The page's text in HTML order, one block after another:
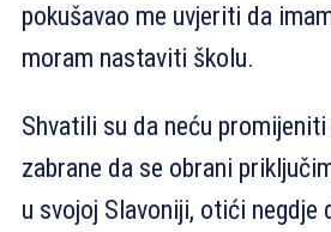
pokušavao me uvjeriti da
moram nastaviti školu.
Shvatili su da neću
zabrane da se obrani
u svojoj Slavoniji, otići negdje